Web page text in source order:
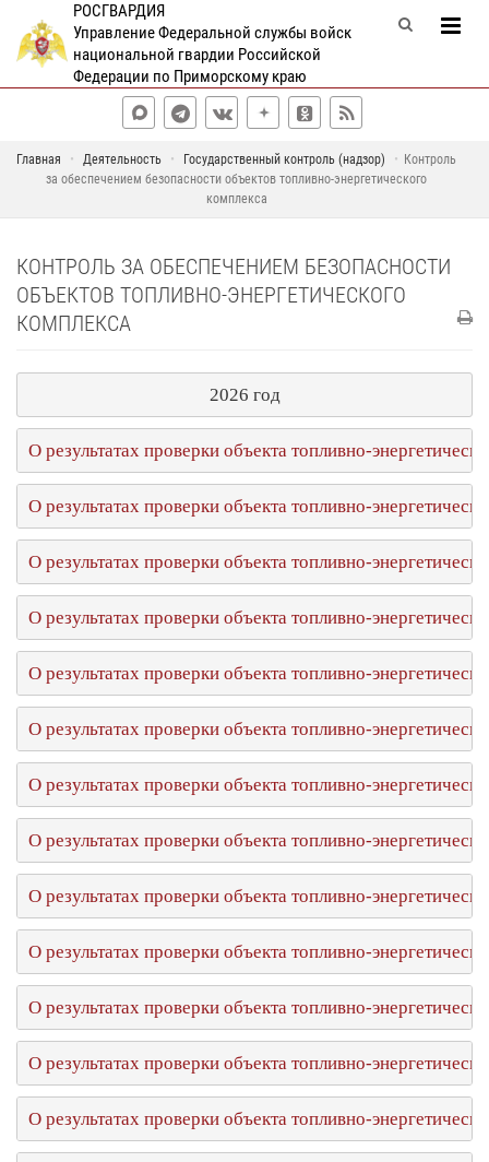
РОСГВАРДИЯ
Управление Федеральной службы войск
национальной гвардии Российской
Федерации по Приморскому краю
Главная Деятельность Государственный контроль (надзор)
Контроль
за обеспечением безопасности объектов топливно-энергетического
комплекса
КОНТРОЛЬ ЗА ОБЕСПЕЧЕНИЕМ БЕЗОПАСНОСТИ
ОБЪЕКТОВ ТОПЛИВНО-ЭНЕРГЕТИЧЕСКОГО
КОМПЛЕКСА
2026 год
О результатах проверки объекта топливно-
О результатах проверки объекта топливно-
О результатах проверки объекта топливно-
О результатах проверки объекта топливно-
О результатах проверки объекта топливно-
О результатах проверки объекта топливно-
О результатах проверки объекта топливно-
О результатах проверки объекта топливно-
О результатах проверки объекта топливно-
О результатах проверки объекта топливно-
О результатах проверки объекта топливно-
О результатах проверки объекта топливно-
О результатах проверки объекта топливно-